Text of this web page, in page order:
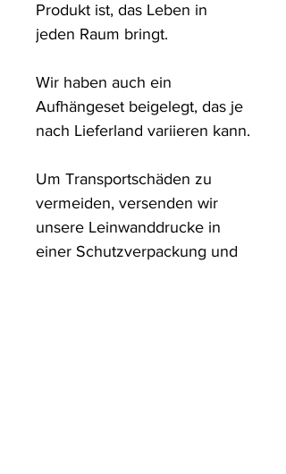
Produkt ist, das Leben in
jeden Raum bringt.
Wir haben auch ein
Aufhängeset beigelegt, das je
nach Lieferland variieren kann.
Um Transportschäden zu
vermeiden, versenden wir
unsere Leinwanddrucke in
einer Schutzverpackung und